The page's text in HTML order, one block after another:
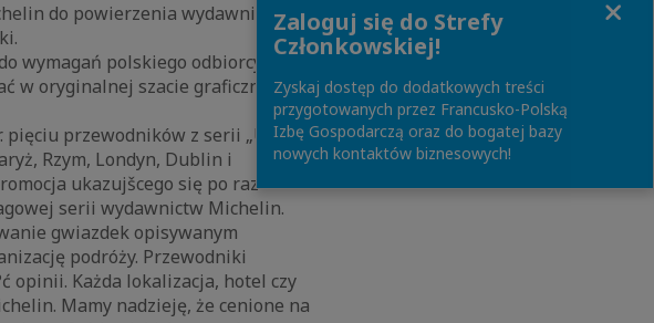
do powierzenia wydawnictwu
wymagań polskiego odbiorcy, druk
w oryginalnej szacie graficznej pod
przewodników z serii „Udany
Rzym, Londyn, Dublin i
ukazujšcego się po raz
serii wydawnictw Michelin.
gwiazdek opisywanym
podróży. Przewodniki
opinii. Każda lokalizacja, hotel czy
Mamy nadzieję, że cenione na
Zaloguj się do Strefy
Członkowskiej!
Zyskaj dostęp do dodatkowych treści
przygotowanych przez Francusko-Polską
Izbę Gospodarczą oraz do bogatej bazy
nowych kontaktów biznesowych!